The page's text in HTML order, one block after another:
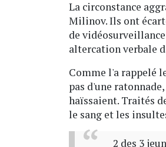
La circonstance
Milinov. Ils ont
de
altercation verbale
Comme l'a rappelé
pas d'une
haïssaient. Traités
le sang et les
2 des 3